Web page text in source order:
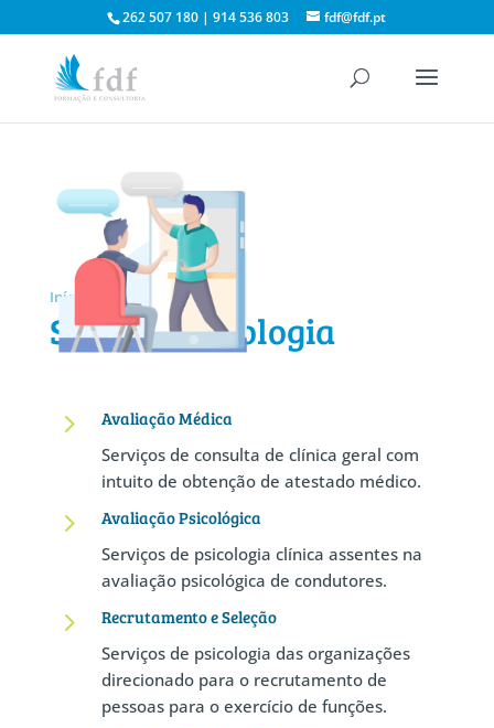
262 507 180 | 914 536 803 fdf@fdf.pt
Início Saúde e Psicologia
Saúde e Psicologia
5
Avaliação Médica
Serviços de consulta de clínica geral com
intuito de obtenção de atestado médico.
5
Avaliação Psicológica
Serviços de psicologia clínica assentes na
avaliação psicológica de condutores.
5
Recrutamento e Seleção
Serviços de psicologia das organizações
direcionado para o recrutamento de
pessoas para o exercício de funções.